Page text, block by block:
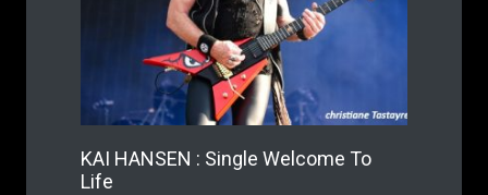
KAI HANSEN : Single Welcome To
Life